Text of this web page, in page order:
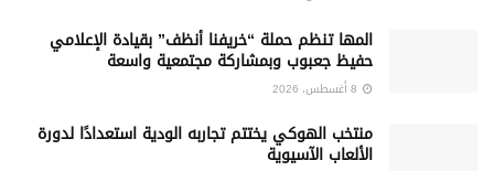
المها تنظم حملة “خريفنا أنظف” بقيادة الإعلامي
حفيظ جعبوب وبمشاركة مجتمعية واسعة
منتخب الهوكي يختتم تجاربه الودية استعدادًا لدورة
الألعاب الآسيوية